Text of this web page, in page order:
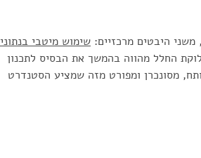
היבטים מרכזיים: שימוש מיטבי בנתוני
החלל מהווה בהמשך את הבסיס לתכנון
מסונכרן ומפורט מזה שמציע הסטנדרט